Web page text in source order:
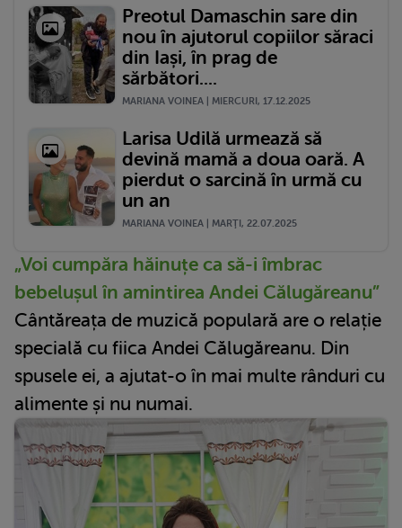
Preotul Damaschin sare din
nou în ajutorul copiilor săraci
din Iași, în prag de
sărbători....
MARIANA VOINEA | MIERCURI, 17.12.2025
Larisa Udilă urmează să
devină mamă a doua oară. A
pierdut o sarcină în urmă cu
un an
MARIANA VOINEA | MARŢI, 22.07.2025
„Voi cumpăra hăinuțe ca să-i îmbrac
bebelușul în amintirea Andei Călugăreanu”
Cântăreața de muzică populară are o relație
specială cu fiica Andei Călugăreanu. Din
spusele ei, a ajutat-o în mai multe rânduri cu
alimente și nu numai.